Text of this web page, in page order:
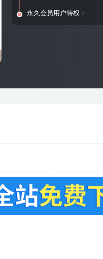
永久会员用户特权：